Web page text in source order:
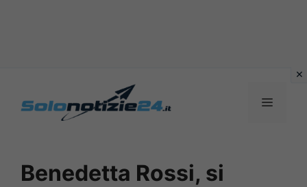
MENU
Benedetta Rossi, si